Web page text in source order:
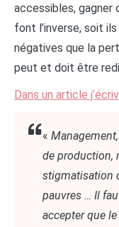
accessibles, gagner
font l’inverse, soit
négatives que la
peut et doit être
Dans un article
«
de production,
stigmatisation
pauvres … Il
accepter que